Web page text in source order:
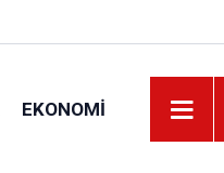
EKONOMI